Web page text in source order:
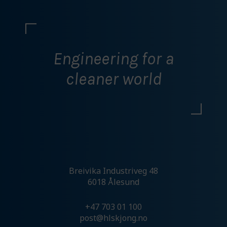
Engineering for a
cleaner world
Breivika Industriveg 48
6018 Ålesund
+47 703 01 100
post@hlskjong.no